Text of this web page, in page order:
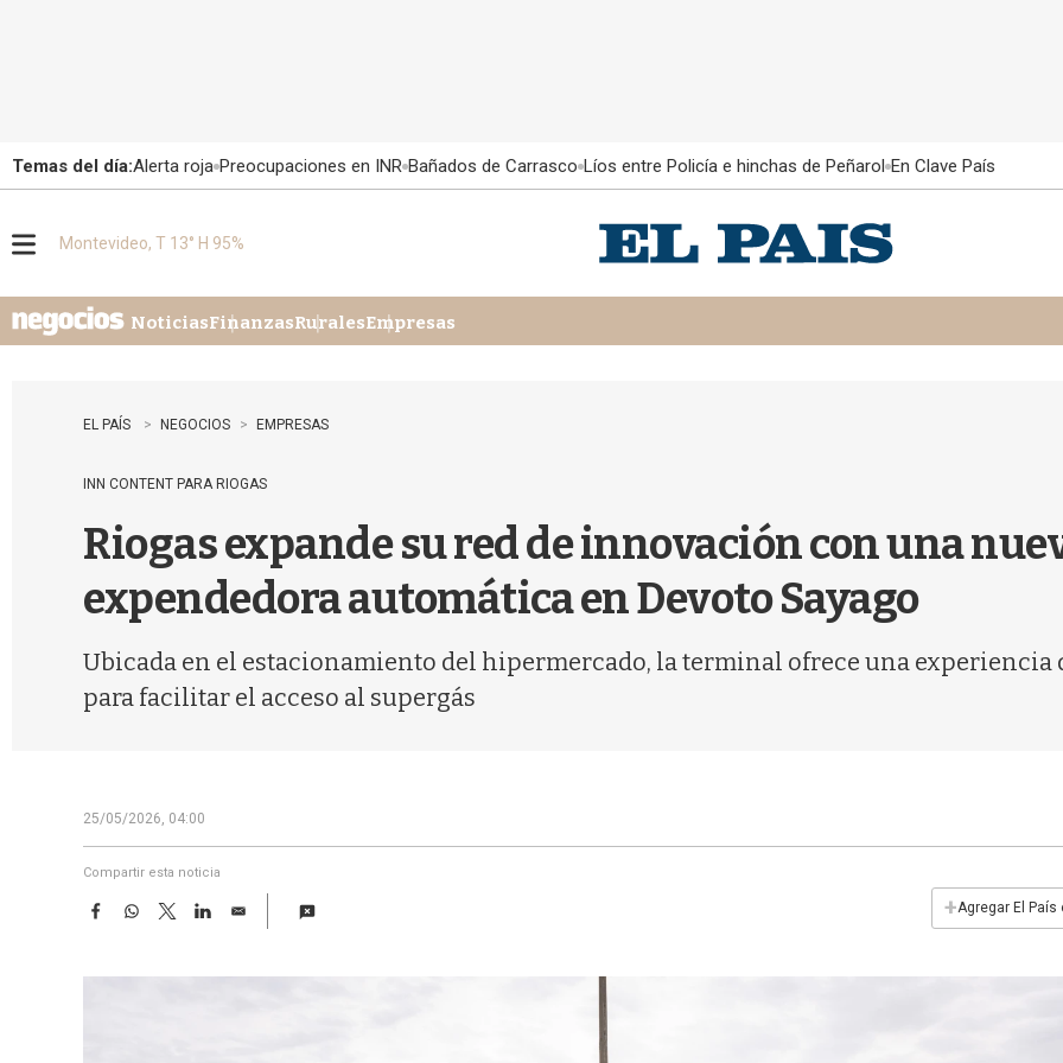
Temas del día:Alerta roja Preocupaciones en INR Bañados de Carrasco Líos entre Policía e hinchas de Peñarol En Clave País
u
Montevideo, T 13° H 95%
NoticiasFinanzasRuralesEmpresas
EL PAÍS NEGOCIOS EMPRESAS
INN CONTENT PARA RIOGAS
Riogas expande su red de innovación con una
expendedora automática en Devoto Sayago
Ubicada en el estacionamiento del hipermercado, la terminal ofrece una
para facilitar el acceso al supergás
25/05/2026, 04:00
Compartir esta noticia
F
e
W
t
T
w
t
L
k
E
i
+Agregar El País